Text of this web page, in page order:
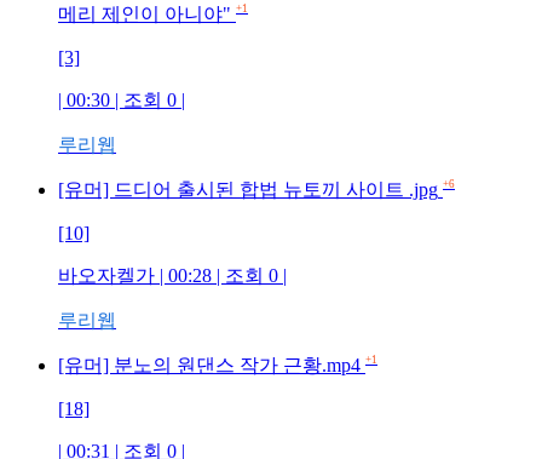
메리 제인이 아니야" +1
[3]
| 00:30 | 조회 0 |
루리웹
[유머] 드디어 출시된 합법 뉴토끼 사이트 .jpg +6
[10]
바오자켈가 | 00:28 | 조회 0 |
루리웹
[유머] 분노의 원댄스 작가 근황.mp4 +1
[18]
| 00:31 | 조회 0 |